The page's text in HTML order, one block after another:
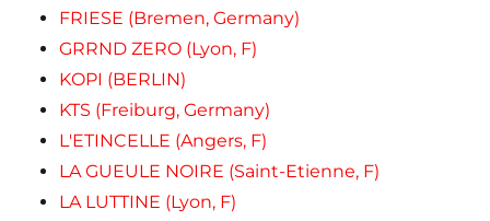
FRIESE (Bremen, Germany)
GRRND ZERO (Lyon, F)
KOPI (BERLIN)
KTS (Freiburg, Germany)
L'ETINCELLE (Angers, F)
LA GUEULE NOIRE (Saint-Etienne, F)
LA LUTTINE (Lyon, F)